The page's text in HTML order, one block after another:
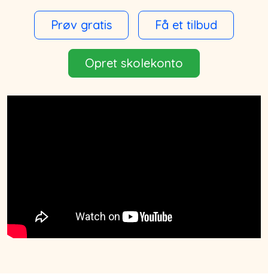
Prøv gratis Få et tilbud
Opret skolekonto